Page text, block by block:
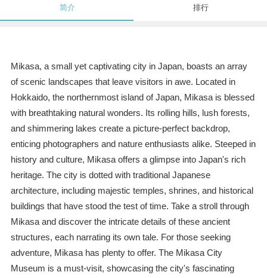
简介 排行
Mikasa, a small yet captivating city in Japan, boasts an array
of scenic landscapes that leave visitors in awe. Located in
Hokkaido, the northernmost island of Japan, Mikasa is blessed
with breathtaking natural wonders. Its rolling hills, lush forests,
and shimmering lakes create a picture-perfect backdrop,
enticing photographers and nature enthusiasts alike. Steeped in
history and culture, Mikasa offers a glimpse into Japan's rich
heritage. The city is dotted with traditional Japanese
architecture, including majestic temples, shrines, and historical
buildings that have stood the test of time. Take a stroll through
Mikasa and discover the intricate details of these ancient
structures, each narrating its own tale. For those seeking
adventure, Mikasa has plenty to offer. The Mikasa City
Museum is a must-visit, showcasing the city's fascinating